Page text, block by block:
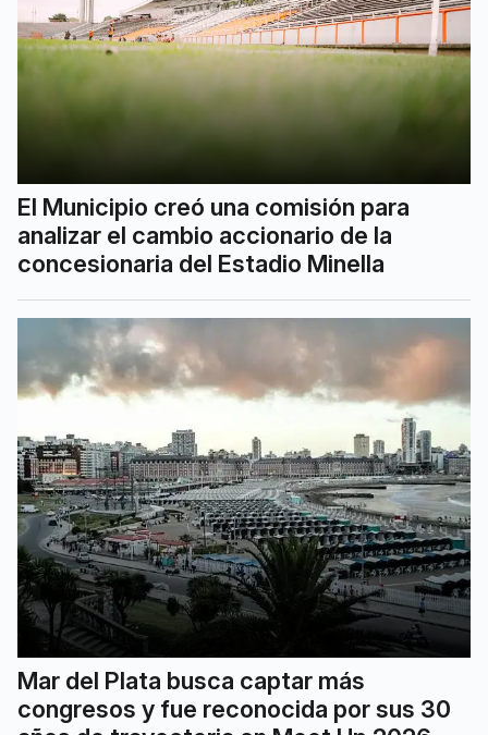
El Municipio creó una comisión para
analizar el cambio accionario de la
concesionaria del Estadio Minella
Mar del Plata busca captar más
congresos y fue reconocida por sus 30